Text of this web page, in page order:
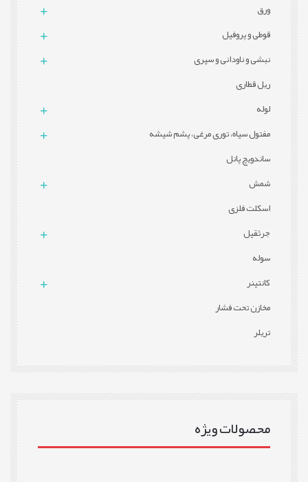
ورق
قوطی و پروفيل
نبشی و ناودانی و سپری
ریل قطاری
لوله
مفتول سیاه، توری مرغی، پشم شیشه
ساندویچ پانل
شمش
اسکلت فلزی
جرثقیل
سوله
کانتینر
مخازن تحت فشار
تریلر
محصولات ویژه